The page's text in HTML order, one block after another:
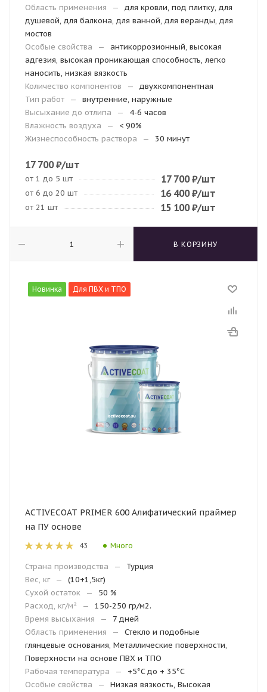
Область применения
—
для кровли, под плитку, для
душевой, для балкона, для ванной, для веранды, для
мостов
Особые свойства
—
антикоррозионный, высокая
адгезия, высокая проникающая способность, легко
наносить, низкая вязкость
Количество компонентов
—
двухкомпонентная
Тип работ
—
внутренние, наружные
Высыхание до отлипа
—
4-6 часов
Влажность воздуха
—
< 90%
Жизнеспособность раствора
— 30 минут
17 700₽/шт
от 1 до 5 шт 17 700₽/шт
от 6 до 20 шт 16 400₽/шт
от 21 шт 15 100₽/шт
В КОРЗИНУ
Новинка Для ПВХ и ТПО
ACTIVECOAT PRIMER 600 Алифатический праймер
на ПУ основе
43 Много
Страна производства —
Турция
Вес, кг
—
(10+1,5кг)
Сухой остаток
—
50 %
Расход, кг/м²
—
150-250 гр/м2.
Время высыхания
—
7 дней
Область применения
—
Стекло и подобные
глянцевые основания, Металлические поверхности,
Поверхности на основе ПВХ и ТПО
Рабочая температура
—
+5°C до + 35°C
Особые свойства
—
Низкая вязкость, Высокая